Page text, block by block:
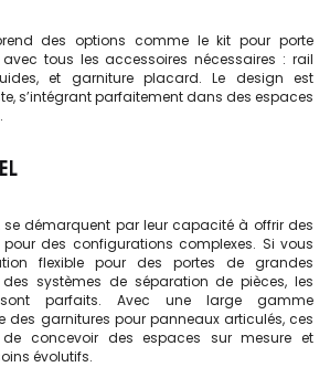
des options comme le kit pour porte
tous les accessoires nécessaires : rail
et garniture placard. Le design est
s’intégrant parfaitement dans des espaces
se démarquent par leur capacité à offrir des
des configurations complexes. Si vous
flexible pour des portes de grandes
systèmes de séparation de pièces, les
sont parfaits. Avec une large gamme
des garnitures pour panneaux articulés, ces
de concevoir des espaces sur mesure et
évolutifs.